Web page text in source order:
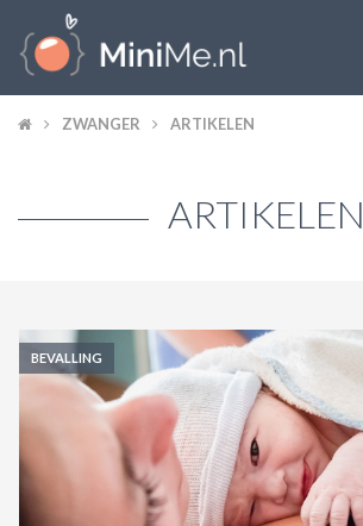
ZWANGER WORDEN
KIND
LIFESTYLE
DOEN MET KINDEREN
ZWANGER ARTIKELEN
ARTIKELEN
BEVALLING